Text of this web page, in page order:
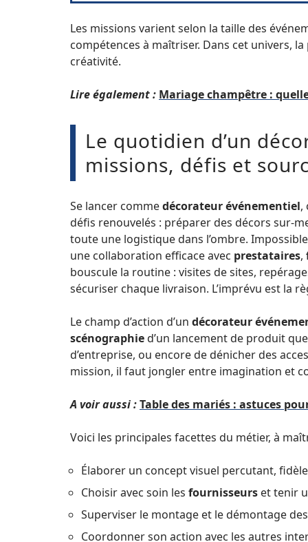
Les missions varient selon la taille des
compétences à maîtriser. Dans cet univers,
créativité.
Lire également : Mariage champêtre :
Le quotidien d’un
missions, défis et
Se lancer commedécorateur événementiel,
défis renouvelés : préparer des décors sur-
toute une logistique dans l’ombre.
une collaboration efficace avec prestataires,
bouscule la routine : visites de sites,
sécuriser chaque livraison. L’imprévu est la
Le champ d’action d’un décorateur
scénographied’un lancement de produit
d’entreprise, ou encore de dénicher des
mission, il faut jongler entre imagination et
A voir aussi :Table des mariés : astuces
Voici les principales facettes du métier, à
Élaborer un concept visuel percutant,
Choisir avec soin les fournisseurs et tenir
Superviser le montage et le démontage
Coordonner son action avec les autres